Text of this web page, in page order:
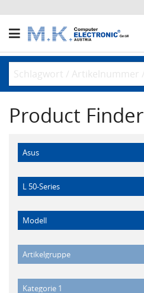
Product Finder